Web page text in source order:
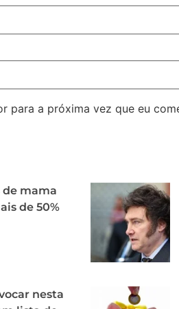
para a próxima vez que eu
mama
de 50%
nesta